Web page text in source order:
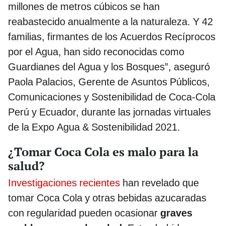
millones de metros cúbicos se han
reabastecido anualmente a la naturaleza. Y 42
familias, firmantes de los Acuerdos Recíprocos
por el Agua, han sido reconocidas como
Guardianes del Agua y los Bosques”, aseguró
Paola Palacios, Gerente de Asuntos Públicos,
Comunicaciones y Sostenibilidad de Coca-Cola
Perú y Ecuador, durante las jornadas virtuales
de la Expo Agua & Sostenibilidad 2021.
¿Tomar Coca Cola es malo para la
salud?
Investigaciones recientes han revelado que
tomar Coca Cola y otras bebidas azucaradas
con regularidad pueden ocasionar graves